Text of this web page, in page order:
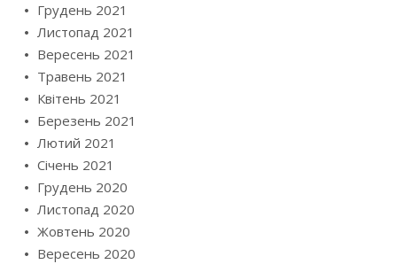
Грудень 2021
Листопад 2021
Вересень 2021
Травень 2021
Квітень 2021
Березень 2021
Лютий 2021
Січень 2021
Грудень 2020
Листопад 2020
Жовтень 2020
Вересень 2020